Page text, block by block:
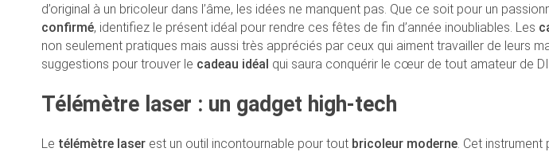
d’original à un bricoleur dans l’âme, les idées ne manquent pas. Que ce soit pour un
confirmé, identifiez le présent idéal pour rendre ces fêtes de fin d’année inoubliables. Les
non seulement pratiques mais aussi très appréciés par ceux qui aiment travailler de leurs
suggestions pour trouver le cadeau idéal qui saura conquérir le cœur de tout amateur de
Télémètre laser : un gadget high-tech
Le télémètre laser est un outil incontournable pour tout bricoleur moderne. Cet